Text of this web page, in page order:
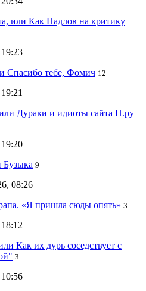
или Как Падлов на критику
19:23
Спасибо тебе, Фомич 12
Дураки и идиоты сайта П.ру
19:20
Бузыка 9
08:26
«Я пришла сюды опять» 3
18:12
Как их дурь соседствует с
3
10:56